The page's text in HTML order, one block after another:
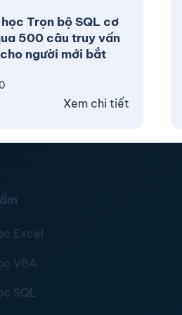
Trọn bộ SQL cơ
500 câu truy vấn
người mới bắt
Xem chi tiết
Excel
VBA
SQL